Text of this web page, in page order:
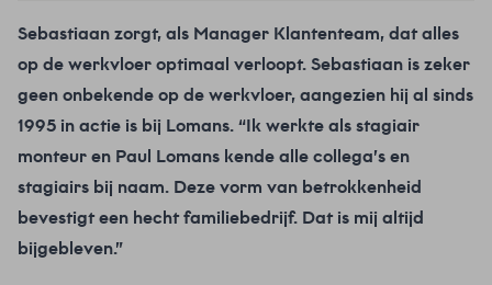
Sebastiaan zorgt, als Manager Klantenteam, dat alles
op de werkvloer optimaal verloopt. Sebastiaan is zeker
geen onbekende op de werkvloer, aangezien hij al sinds
1995 in actie is bij Lomans. “Ik werkte als stagiair
monteur en Paul Lomans kende alle collega’s en
stagiairs bij naam. Deze vorm van betrokkenheid
bevestigt een hecht familiebedrijf. Dat is mij altijd
bijgebleven.”